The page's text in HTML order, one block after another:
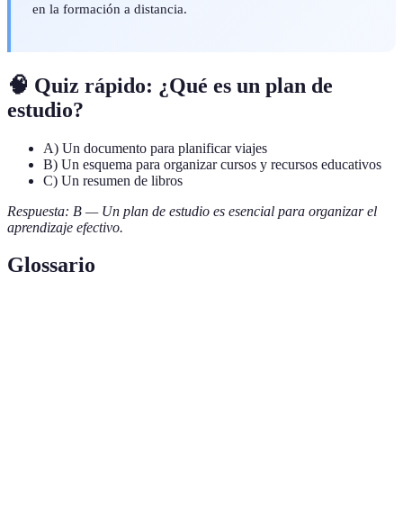
en la formación a distancia.
🧠 Quiz rápido: ¿Qué es un plan de
estudio?
A) Un documento para planificar viajes
B) Un esquema para organizar cursos y recursos educativos
C) Un resumen de libros
Respuesta: B — Un plan de estudio es esencial para organizar el
aprendizaje efectivo.
Glossario